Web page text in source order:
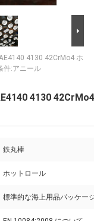
4130 42CrMo4 ホ
件:アニール
4130
鉄丸棒
ホットロール
標準的な海上用品パッケー